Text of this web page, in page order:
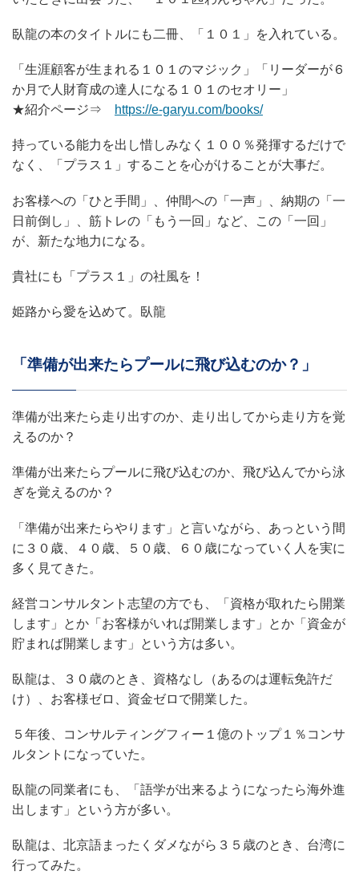
臥龍の本のタイトルにも二冊、「１０１」を入れている。
「生涯顧客が生まれる１０１のマジック」「リーダーが６
か月で人財育成の達人になる１０１のセオリー」
★紹介ページ⇒
https://e-garyu.com/books/
持っている能力を出し惜しみなく１００％発揮するだけで
なく、「プラス１」することを心がけることが大事だ。
お客様への「ひと手間」、仲間への「一声」、納期の「一
日前倒し」、筋トレの「もう一回」など、この「一回」
が、新たな地力になる。
貴社にも「プラス１」の社風を！
姫路から愛を込めて。臥龍
「準備が出来たらプールに飛び込むのか？」
準備が出来たら走り出すのか、走り出してから走り方を覚
えるのか？
準備が出来たらプールに飛び込むのか、飛び込んでから泳
ぎを覚えるのか？
「準備が出来たらやります」と言いながら、あっという間
に３０歳、４０歳、５０歳、６０歳になっていく人を実に
多く見てきた。
経営コンサルタント志望の方でも、「資格が取れたら開業
します」とか「お客様がいれば開業します」とか「資金が
貯まれば開業します」という方は多い。
臥龍は、３０歳のとき、資格なし（あるのは運転免許だ
け）、お客様ゼロ、資金ゼロで開業した。
５年後、コンサルティングフィー１億のトップ１％コンサ
ルタントになっていた。
臥龍の同業者にも、「語学が出来るようになったら海外進
出します」という方が多い。
臥龍は、北京語まったくダメながら３５歳のとき、台湾に
行ってみた。